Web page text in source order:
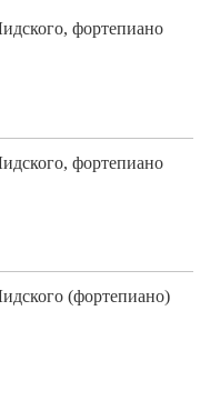
фортепиано
фортепиано
(фортепиано)